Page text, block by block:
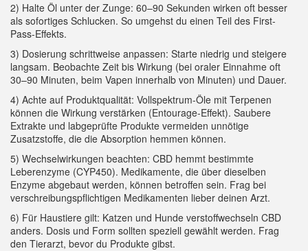
2) Halte Öl unter der Zunge: 60–90 Sekunden wirken oft besser
als sofortiges Schlucken. So umgehst du einen Teil des First-
Pass-Effekts.
3) Dosierung schrittweise anpassen: Starte niedrig und steigere
langsam. Beobachte Zeit bis Wirkung (bei oraler Einnahme oft
30–90 Minuten, beim Vapen innerhalb von Minuten) und Dauer.
4) Achte auf Produktqualität: Vollspektrum-Öle mit Terpenen
können die Wirkung verstärken (Entourage-Effekt). Saubere
Extrakte und labgeprüfte Produkte vermeiden unnötige
Zusatzstoffe, die die Absorption hemmen können.
5) Wechselwirkungen beachten: CBD hemmt bestimmte
Leberenzyme (CYP450). Medikamente, die über dieselben
Enzyme abgebaut werden, können betroffen sein. Frag bei
verschreibungspflichtigen Medikamenten lieber deinen Arzt.
6) Für Haustiere gilt: Katzen und Hunde verstoffwechseln CBD
anders. Dosis und Form sollten speziell gewählt werden. Frag
den Tierarzt, bevor du Produkte gibst.